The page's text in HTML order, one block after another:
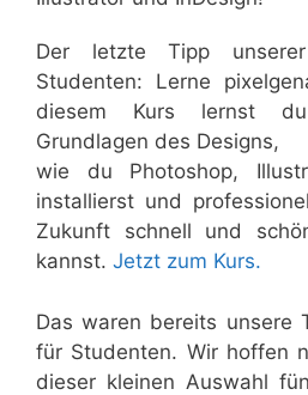
Der letzte Tipp
Studenten: Lerne
diesem Kurs lernst
Grundlagen des Designs,
wie du Photoshop,
installierst und
Zukunft schnell und
kannst. Jetzt zum Kurs.
Das waren bereits unsere
für Studenten. Wir hoffen
dieser kleinen Auswahl